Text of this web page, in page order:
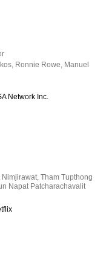
, Ronnie Rowe, Manuel
Network Inc.
Nimjirawat ,Tham Tupthong
Napat Patcharachavalit